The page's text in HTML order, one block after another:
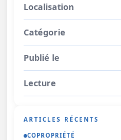
Localisation
Catégorie
Publié le
Lecture
ARTICLES RÉCENTS
COPROPRIÉTÉ